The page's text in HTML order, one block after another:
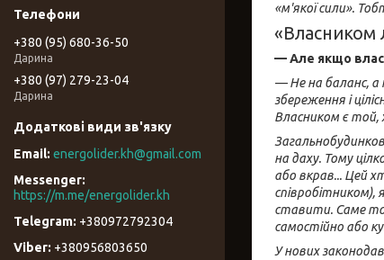
«м'якої сили».
«Власником
— Але якщо
— Не на баланс, а
збереження і
Власником є той,
на даху. Тому
або вкрав... Цей
співробітником),
ставити. Саме
самостійно або
У нових
+380 (95) 680-36-50
Дарина
+380 (97) 279-23-04
Дарина
energolider.kh@gmail.com
https://m.me/energolider.kh
+380972792304
+380956803650